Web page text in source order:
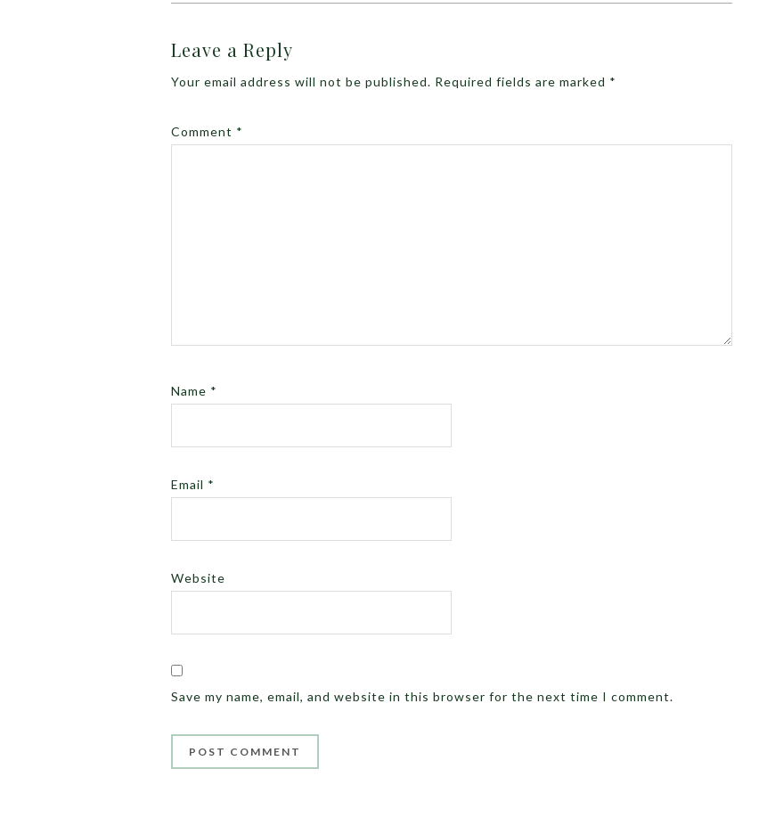
Leave a Reply
Your email address will not be published. Required fields are marked *
Comment *
Name *
Email *
Website
Save my name, email, and website in this browser for the next time I comment.